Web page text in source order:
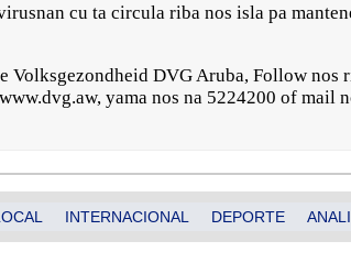
cu ta circula riba nos isla pa
Volksgezondheid DVG Aruba, Follow nos
yama nos na 5224200 of mail
INTERNACIONAL DEPORTE